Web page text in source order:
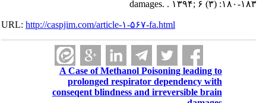
damages. . ۱۳۹۴; ۶ (۳) :۱۸۰-۱۸۳
URL:http://caspjim.com/article-۱-۵۶۷-fa.html
A Case of Methanol Poisoning leading to
prolonged respirator dependency with
conseqent blindness and irreversible brain